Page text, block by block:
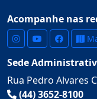
Acompanhe nas
Sede
Rua Pedro Alvares
(44) 3652-8100